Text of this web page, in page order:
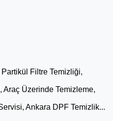
Partikül Filtre Temizliği,
Üzerinde Temizleme,
Ankara DPF Temizlik...